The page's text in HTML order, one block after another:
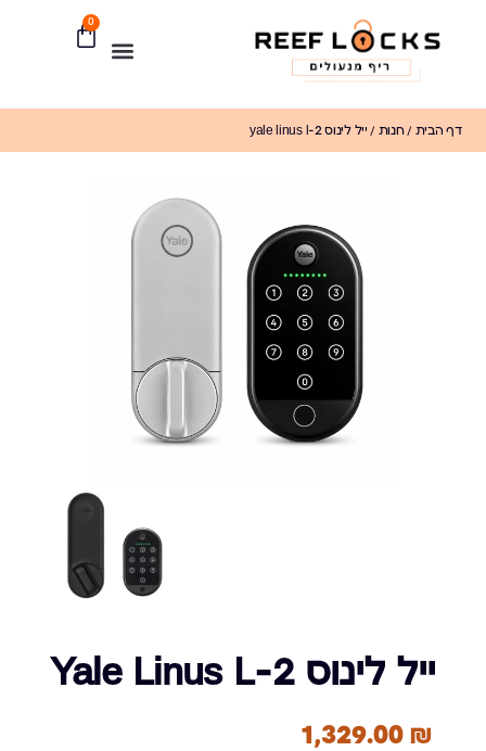
0
דף הבית /חנות / ייל לינוס yale linus l-2
ייל לינוס Yale Linus L-2
1,329.00₪